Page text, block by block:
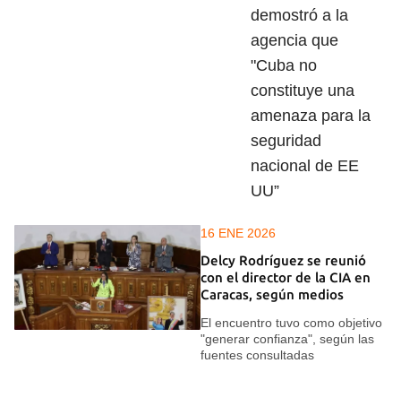
demostró a la
agencia que
"Cuba no
constituye una
amenaza para la
seguridad
nacional de EE
UU”
16 ENE 2026
Delcy Rodríguez se reunió
con el director de la CIA en
Caracas, según medios
El encuentro tuvo como objetivo
"generar confianza", según las
fuentes consultadas